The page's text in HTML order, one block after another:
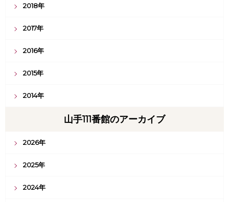
2018年
2017年
2016年
2015年
2014年
山手111番館のアーカイブ
2026年
2025年
2024年